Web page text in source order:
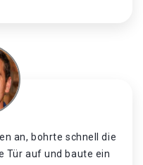
an, bohrte schnell die
Tür auf und baute ein